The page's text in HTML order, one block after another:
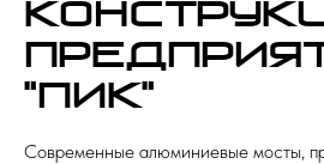
"ПИК"
Современные алюминиевые мосты,